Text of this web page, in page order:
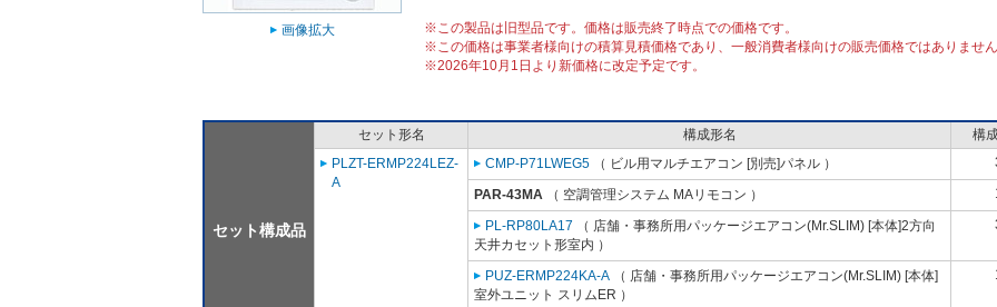
画像拡大
※この製品は旧型品です。価格は販売終了時点での価格です。
※この価格は事業者様向けの積算見積価格であり、一般消費者様向けの販売価格ではありません
※2026年10月1日より新価格に改定予定です。
セット構成品
セット形名 構成形名
構
PLZT-ERMP224LEZ-
A
CMP-P71LWEG5 （ ビル用マルチエアコン [別売]パネル ）
PAR-43MA （ 空調管理システム MAリモコン ）
PL-RP80LA17 （ 店舗・事務所用パッケージエアコン(Mr.SLIM) [本体]2方向
天井カセット形室内 ）
PUZ-ERMP224KA-A （ 店舗・事務所用パッケージエアコン(Mr.SLIM) [本体]
室外ユニット スリムER ）